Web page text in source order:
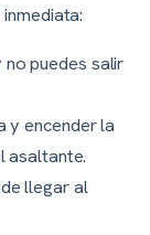
puedes salir
y encender la
asaltante.
llegar al